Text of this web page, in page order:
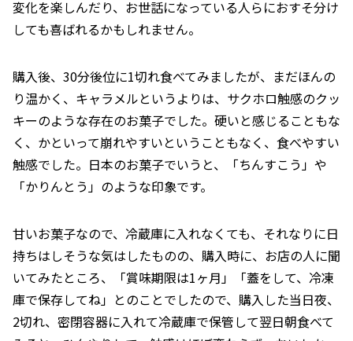
変化を楽しんだり、お世話になっている人らにおすそ分け
しても喜ばれるかもしれません。
購入後、30分後位に1切れ食べてみましたが、まだほんの
り温かく、キャラメルというよりは、サクホロ触感のクッ
キーのような存在のお菓子でした。硬いと感じることもな
く、かといって崩れやすいということもなく、食べやすい
触感でした。日本のお菓子でいうと、「ちんすこう」や
「かりんとう」のような印象です。
甘いお菓子なので、冷蔵庫に入れなくても、それなりに日
持ちはしそうな気はしたものの、購入時に、お店の人に聞
いてみたところ、「賞味期限は1ヶ月」「蓋をして、冷凍
庫で保存してね」とのことでしたので、購入した当日夜、
2切れ、密閉容器に入れて冷蔵庫で保管して翌日朝食べて